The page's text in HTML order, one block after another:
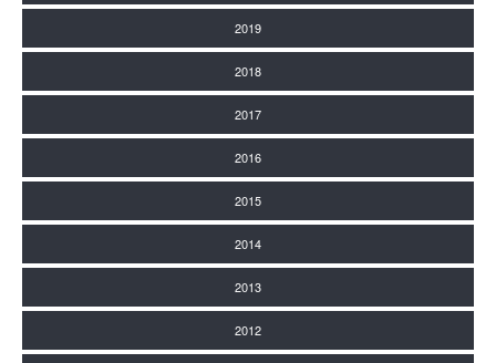
2019
2018
2017
2016
2015
2014
2013
2012